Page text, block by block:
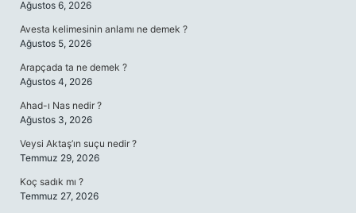
Ağustos 6, 2026
Avesta kelimesinin anlamı ne demek ?
Ağustos 5, 2026
Arapçada ta ne demek ?
Ağustos 4, 2026
Ahad-ı Nas nedir ?
Ağustos 3, 2026
Veysi Aktaş’ın suçu nedir ?
Temmuz 29, 2026
Koç sadık mı ?
Temmuz 27, 2026